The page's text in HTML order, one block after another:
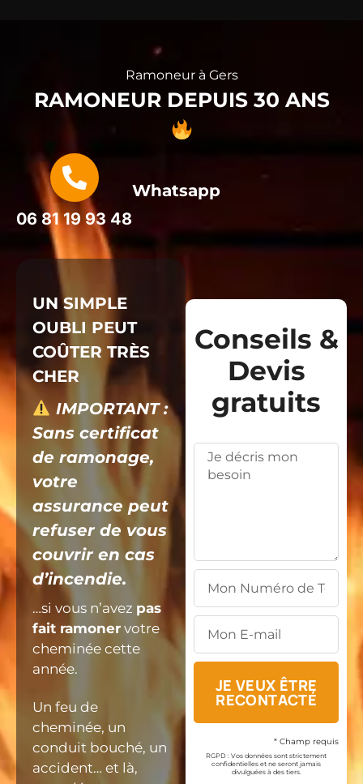
Ramoneur à Gers
RAMONEUR DEPUIS 30 ANS
06 81 19 93 48
Whatsapp
UN SIMPLE
OUBLI PEUT
COÛTER TRÈS
CHER
IMPORTANT :
Sans certificat
de ramonage,
votre
assurance peut
refuser de vous
couvrir en cas
d’incendie.
…si vous n’avez pas
fait ramoner votre
cheminée cette
année.
Un feu de
cheminée, un
conduit bouché, un
accident… et là,
Conseils &
Devis
gratuits
JE VEUX ÊTRE
RECONTACTÉ
* Champ requis
RGPD : Vos données sont strictement
confidentielles et ne seront jamais
divulguées à des tiers.